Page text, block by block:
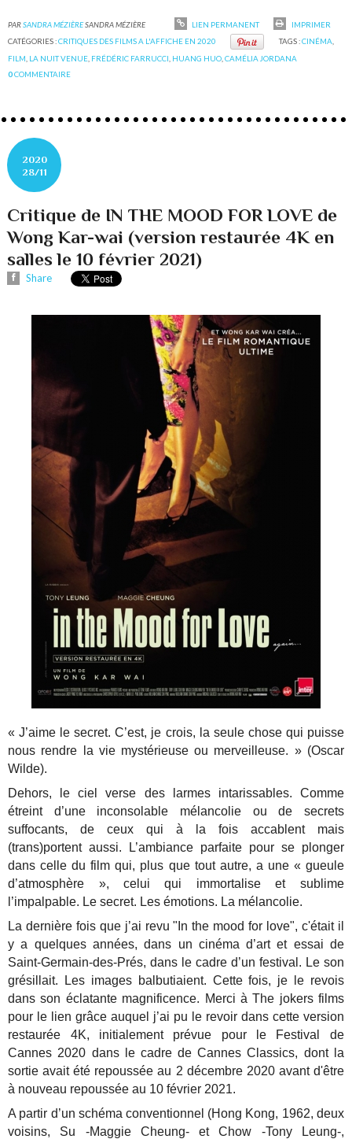
PARSANDRA MÉZIÈRESANDRA MÉZIÈRE LIEN PERMANENT
IMPRIMER
CATÉGORIES :CRITIQUES DES FILMS A L'AFFICHE EN 2020 TAGS :CINÉMA
FILM LA NUIT VENUE FRÉDÉRIC FARRUCCI HUANG HUO ,CAMÉLIA JORDANA
0COMMENTAIRE
2020
28/11
Critique de IN THE MOOD FOR LOVE de
Wong Kar-wai (version restaurée 4K en
salles le 10 février 2021)
Share
« J’aime le secret. C’est, je crois, la seule chose qui puisse
nous rendre la vie mystérieuse ou merveilleuse. » (Oscar
Wilde).
Dehors, le ciel verse des larmes intarissables. Comme
étreint d’une inconsolable mélancolie ou de secrets
suffocants, de ceux qui à la fois accablent mais
(trans)portent aussi. L’ambiance parfaite pour se plonger
dans celle du film qui, plus que tout autre, a une « gueule
d’atmosphère », celui qui immortalise et sublime
l’impalpable. Le secret. Les émotions. La mélancolie.
La dernière fois que j’ai revu "In the mood for love", c'était il
y a quelques années, dans un cinéma d’art et essai de
Saint-Germain-des-Prés, dans le cadre d’un festival. Le son
grésillait. Les images balbutiaient. Cette fois, je le revois
dans son éclatante magnificence. Merci à The jokers films
pour le lien grâce auquel j’ai pu le revoir dans cette version
restaurée 4K, initialement prévue pour le Festival de
Cannes 2020 dans le cadre de Cannes Classics, dont la
sortie avait été repoussée au 2 décembre 2020 avant d'être
à nouveau repoussée au 10 février 2021.
A partir d’un schéma conventionnel (Hong Kong, 1962, deux
voisins, Su -Maggie Cheung- et Chow -Tony Leung-,